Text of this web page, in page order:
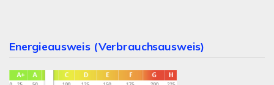
Energieausweis (Verbrauchsausweis)